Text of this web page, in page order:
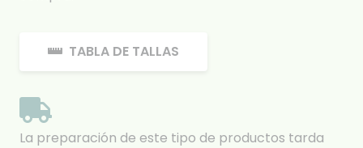
TABLA DE TALLAS
La preparación de este tipo de productos tarda